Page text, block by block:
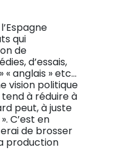
qui
de
d’essais,
« anglais » etc…
vision politique
à réduire à
peut, à juste
C’est en
de brosser
production